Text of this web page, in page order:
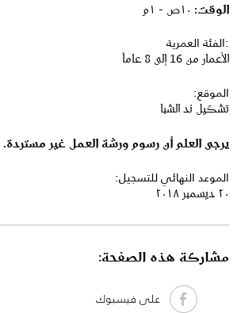
الوقت: ١٠ص - ١م
:الفئة العمرية
الأعمار من 16 إلى 8 عاماً
الموقع:
تشكيل ند الشبا
يرجى العلم أن رسوم ورشةالعمل غير مستردة.
الموعد النهائي للتسجيل:
٢٠ ديسمبر ٢٠١٨
مشاركة هذه الصفحة:
على فيسبوك